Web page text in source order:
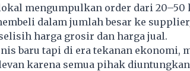
mengumpulkan order dari 20–50
dalam jumlah besar ke
harga grosir dan harga jual.
baru tapi di era tekanan ekonomi,
karena semua pihak